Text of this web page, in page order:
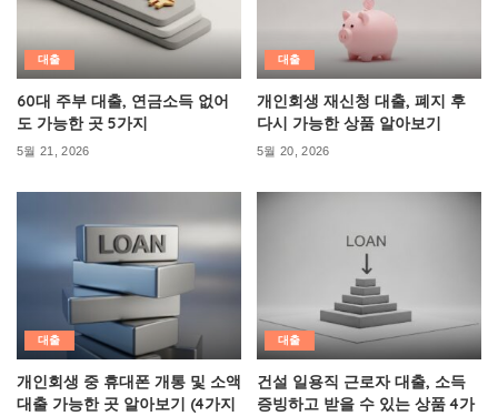
대출
60대 주부 대출, 연금소득 없어
도 가능한 곳 5가지
5월 21, 2026
대출
개인회생 재신청 대출, 폐지 후
다시 가능한 상품 알아보기
5월 20, 2026
대출
개인회생 중 휴대폰 개통 및 소액
대출 가능한 곳 알아보기 (4가지
대출
건설 일용직 근로자 대출, 소득
증빙하고 받을 수 있는 상품 4가